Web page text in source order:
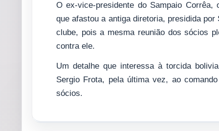
O ex-vice-presidente do Sampaio
que afastou a antiga diretoria, presidida
clube, pois a mesma reunião dos sócios
contra ele.
Um detalhe que interessa à torcida
Sergio Frota, pela última vez, ao
sócios.